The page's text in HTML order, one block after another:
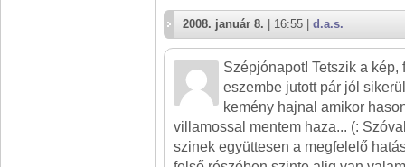
2008. január 8. | 16:55 | d.a.s.
Szépjónapot! Tetszik a kép,
eszembe jutott pár jól
kemény hajnal amikor
villamossal mentem haza... (:
szinek együttesen a megfelelő